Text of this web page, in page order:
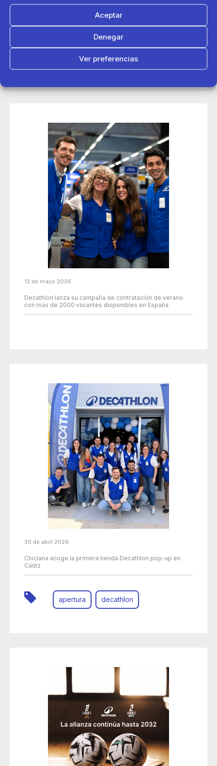
Aceptar
Denegar
Ver preferencias
Decathlon conecta con más de 200 deportistas en sus
12 de mayo 2026
Decathlon lanza su campaña de contratación de verano
con más de 2000 vacantes disponibles en España
30 de abril 2026
Chiclana acoge la primera tienda Decathlon pop-up en
Cádiz
apertura decathlon